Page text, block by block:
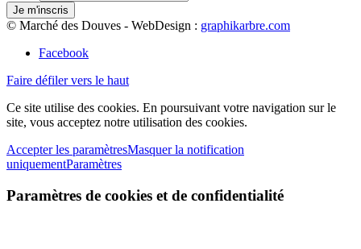
© Marché des Douves - WebDesign : graphikarbre.com
Facebook
Faire défiler vers le haut
Ce site utilise des cookies. En poursuivant votre navigation sur le
site, vous acceptez notre utilisation des cookies.
Accepter les paramètresMasquer la notification
uniquementParamètres
Paramètres de cookies et de confidentialité